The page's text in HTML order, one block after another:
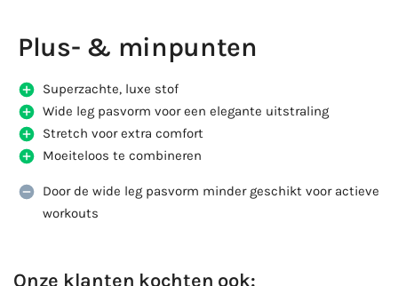
Plus- & minpunten
Superzachte, luxe stof
Wide leg pasvorm voor een elegante uitstraling
Stretch voor extra comfort
Moeiteloos te combineren
Door de wide leg pasvorm minder geschikt voor actieve
workouts
Onze klanten kochten ook: